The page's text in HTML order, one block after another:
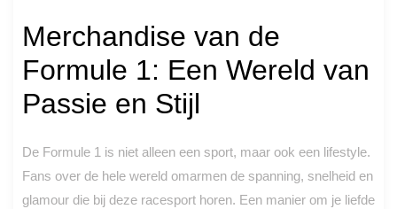
Merchandise van de
Formule 1: Een Wereld van
Passie en Stijl
De Formule 1 is niet alleen een sport, maar ook een lifestyle.
Fans over de hele wereld omarmen de spanning, snelheid en
glamour die bij deze racesport horen. Een manier om je liefde